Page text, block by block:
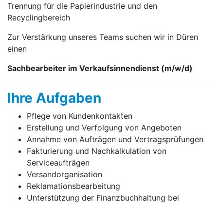
Trennung für die Papierindustrie und den
Recyclingbereich
Zur Verstärkung unseres Teams suchen wir in Düren
einen
Sachbearbeiter im Verkaufs­innendienst (m/w/d)
Ihre Aufgaben
Pflege von Kundenkontakten
Erstellung und Verfolgung von Angeboten
Annahme von Aufträgen und Vertragsprüfungen
Fakturierung und Nachkalkulation von
Serviceaufträgen
Versandorganisation
Reklamationsbearbeitung
Unterstützung der Finanzbuchhaltung bei